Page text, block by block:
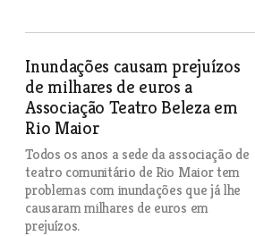
Inundações causam prejuízos
de milhares de euros a
Associação Teatro Beleza em
Rio Maior
Todos os anos a sede da associação de
teatro comunitário de Rio Maior tem
problemas com inundações que já lhe
causaram milhares de euros em
prejuízos.